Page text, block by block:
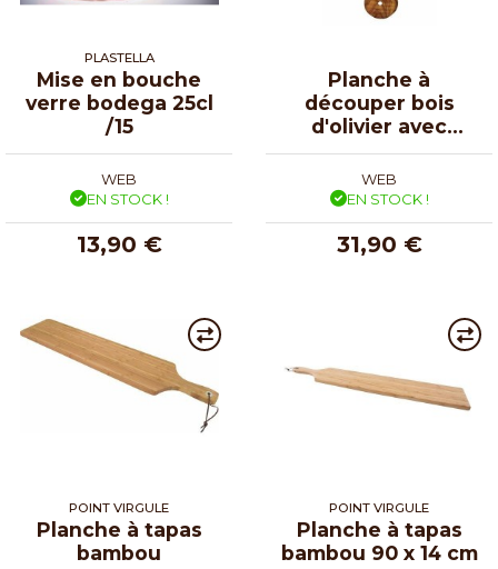
PLASTELLA
Mise en bouche
verre bodega 25cl
/15
WEB
EN STOCK !
13,90 €
Planche à
découper bois
d'olivier avec
poignée 31 cm
WEB
EN STOCK !
31,90 €
POINT VIRGULE
Planche à tapas
bambou
POINT VIRGULE
Planche à tapas
bambou 90 x 14 cm